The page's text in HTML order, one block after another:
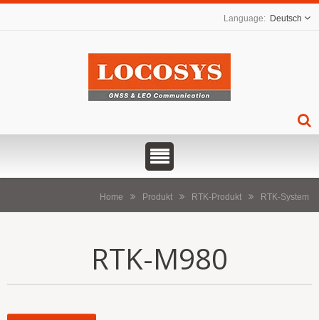
Deutsch
Home Produkt RTK-Produkt RTK-System
RTK-M980